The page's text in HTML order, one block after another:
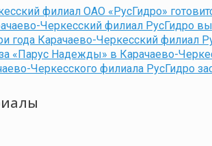
филиал ОАО «РусГидро»
Черкесский филиал РусГидро
года Карачаево-Черкесский филиал
за «Парус Надежды» в Карачаево-
Черкесского филиала РусГидро